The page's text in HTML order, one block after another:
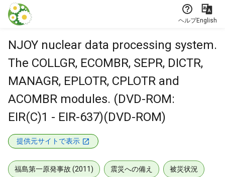
本文に飛ぶ
ヘルプEnglish
NJOY nuclear data processing system.
The COLLGR, ECOMBR, SEPR, DICTR,
MANAGR, EPLOTR, CPLOTR and
ACOMBR modules. (DVD-ROM:
EIR(C)1 - EIR-637)(DVD-ROM)
提供元サイトで表示
福島第一原発事故 (2011) 震災への備え 被災状況